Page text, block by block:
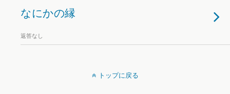
なにかの縁
返答なし
トップに戻る